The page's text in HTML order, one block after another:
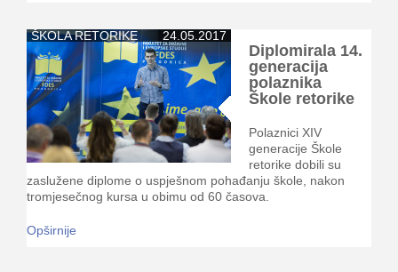
ŠKOLA RETORIKE 24.05.2017
Diplomirala 14.
generacija
polaznika
Škole retorike
Polaznici XIV
generacije Škole
retorike dobili su
zaslužene diplome o uspješnom pohađanju škole, nakon
tromjesečnog kursa u obimu od 60 časova.
Opširnije